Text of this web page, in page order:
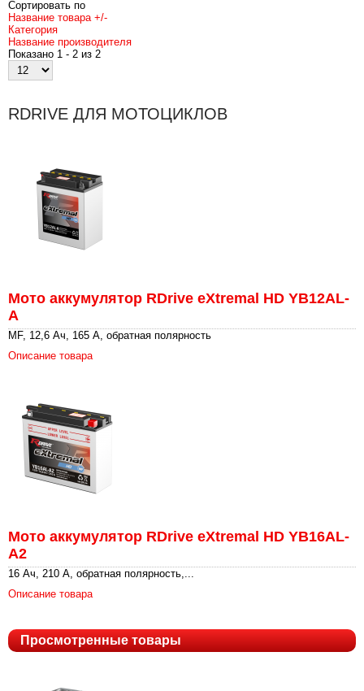
Сортировать по
Название товара +/-
Категория
Название производителя
Показано 1 - 2 из 2
RDRIVE ДЛЯ МОТОЦИКЛОВ
Мото аккумулятор RDrive eXtremal HD YB12AL-
A
MF, 12,6 Ач, 165 А, обратная полярность
Описание товара
Мото аккумулятор RDrive eXtremal HD YB16AL-
A2
16 Ач, 210 А, обратная полярность,...
Описание товара
Просмотренные товары